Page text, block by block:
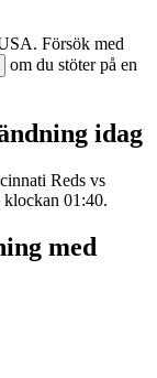
Försök med
om du stöter på en
idag
Reds vs
01:40.
med